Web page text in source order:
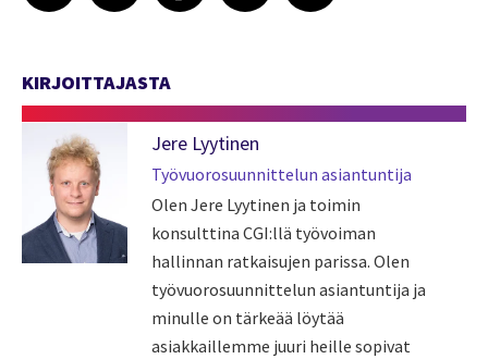
KIRJOITTAJASTA
Jere Lyytinen
Työvuorosuunnittelun asiantuntija
Olen Jere Lyytinen ja toimin
konsulttina CGI:llä työvoiman
hallinnan ratkaisujen parissa. Olen
työvuorosuunnittelun asiantuntija ja
minulle on tärkeää löytää
asiakkaillemme juuri heille sopivat